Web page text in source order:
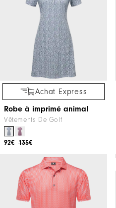
Achat Express
Robe à imprimé animal
Vêtements De Golf
135€
92€